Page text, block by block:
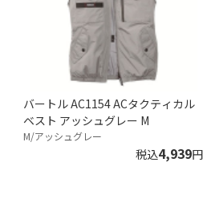
バートル AC1154 ACタクティカル
ベスト アッシュグレー M
M/アッシュグレー
税込4,939円